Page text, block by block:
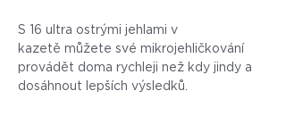
S 16 ultra ostrými jehlami v
kazetě můžete své mikrojehličkování
provádět doma rychleji než kdy jindy a
dosáhnout lepších výsledků.